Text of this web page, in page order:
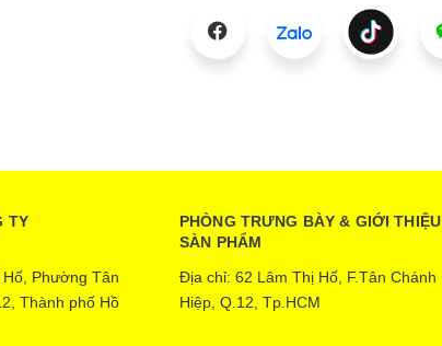
TY
Phường Tân
Thành phố Hồ
PHÒNG TRƯNG BÀY & GIỚI THIỆU
SÀN PHẨM
Địa chỉ: 62 Lâm Thị Hố, F.Tân Chánh
Hiệp, Q.12, Tp.HCM